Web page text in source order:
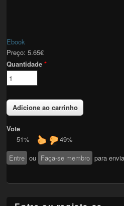
Ebook
Preço: 5.65€
Quantidade*
Vote
51%
49%
Entre ou Faça-se membro para